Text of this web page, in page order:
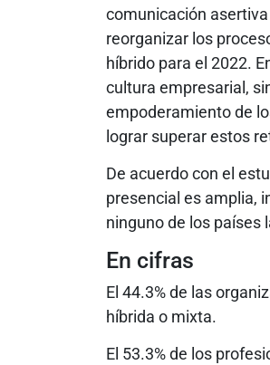
comunicación
reorganizar los
híbrido para el 2022.
cultura empresarial,
empoderamiento de
lograr superar estos
De acuerdo con el
presencial es amplia,
ninguno de los países
En cifras
El 44.3% de las
híbrida o mixta.
El 53.3% de los